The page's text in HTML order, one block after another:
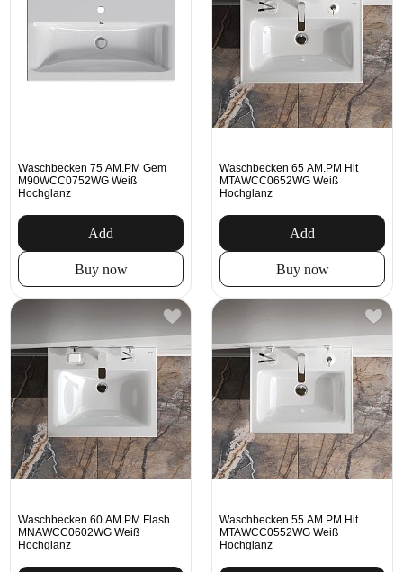
Waschbecken 75 AM.PM Gem
M90WCC0752WG Weiß
Hochglanz
Add
Buy now
Waschbecken 65 AM.PM Hit
MTAWCC0652WG Weiß
Hochglanz
Add
Buy now
Waschbecken 60 AM.PM Flash
MNAWCC0602WG Weiß
Hochglanz
Waschbecken 55 AM.PM Hit
MTAWCC0552WG Weiß
Hochglanz